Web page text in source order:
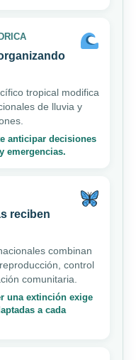
tropical modifica
de lluvia y
anticipar decisiones
emergencias.
reciben
combinan
control
comunitaria.
una extinción exige
a cada